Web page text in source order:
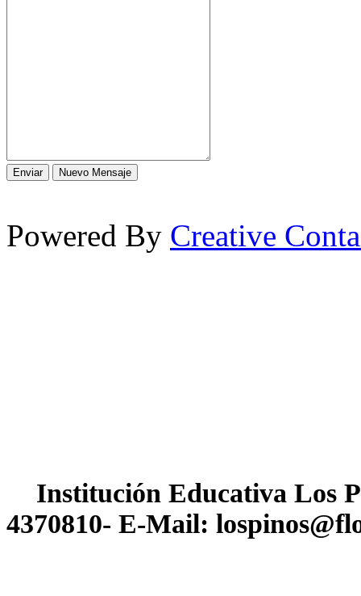
Powered By Creative
Institución Educativa Los
4370810- E-Mail: